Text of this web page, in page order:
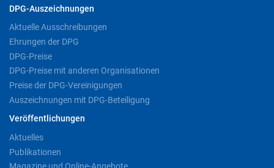
DPG-Auszeichnungen
Aktuelle Ausschreibungen
Ehrungen der DPG
DPG-Preise
DPG-Preise mit anderen Organisationen
Preise der DPG-Vereinigungen
Auszeichnungen mit DPG-Beteiligung
Veröffentlichungen
Aktuelles
Publikationen